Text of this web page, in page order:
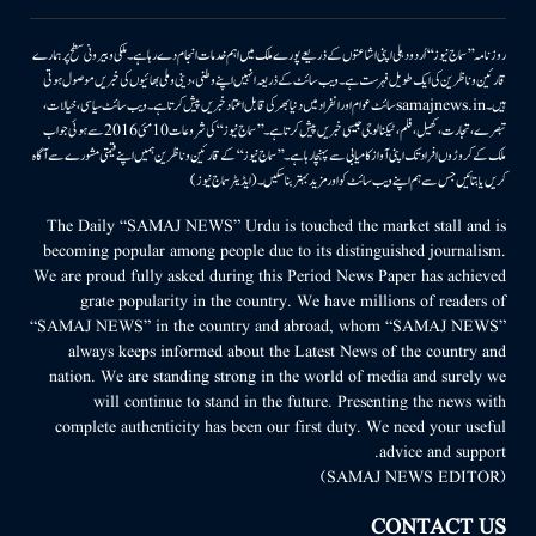
روزنامہ ’’سماج نیوز‘‘ اُردو دہلی اپنی اشاعتوں کے ذریعے پورے ملک میں اہم خدمات انجام دے رہا ہے۔ ملکی وبیرونی سطح پر ہمارے
قارئین وناظرین کی ایک طویل فہرست ہے۔ ویب سائٹ کے ذریعہ انہیں اپنے وطنی، دینی وملی بھائیوں کی خبریں موصول ہوتی
ہیں۔samajnews.inسائٹ عوام اور انفراد میں دنیا بھر کی قابل اعتماد خبریں پیش کرتا ہے۔ ویب سائٹ سیاسی، خیالات،
تبصرے، تجارت، کھیل، فلم، ٹیکنالوجی جیسی خبریں پیش کرتا ہے۔ ’’سماج نیوز‘‘ کی شروعات 10مئی 2016 سے ہوئی جو اب
ملک کے کروڑوں افراد تک اپنی آواز کامیابی سے پہنچا رہا ہے۔ ’’سماج نیوز‘‘ کے قارئین وناظرین ہمیں اپنے قیمتی مشورے سے آگاہ
کریں یا بتائیں جس سے ہم اپنے ویب سائٹ کو اور مزید بہتر بناسکیں۔ (ایڈیٹر سماج نیوز)
The Daily “SAMAJ NEWS” Urdu is touched the market stall and is
becoming popular among people due to its distinguished journalism.
We are proud fully asked during this Period News Paper has achieved
grate popularity in the country. We have millions of readers of
“SAMAJ NEWS” in the country and abroad, whom “SAMAJ NEWS”
always keeps informed about the Latest News of the country and
nation. We are standing strong in the world of media and surely we
will continue to stand in the future. Presenting the news with
complete authenticity has been our first duty. We need your useful
advice and support.
(SAMAJ NEWS EDITOR)
CONTACT US